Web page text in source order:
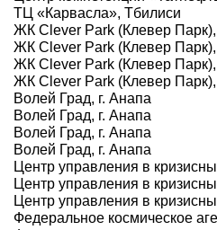
ТЦ «Карвасла», Тбилиси
ЖК Clever Park (Клевер Парк),
ЖК Clever Park (Клевер Парк),
ЖК Clever Park (Клевер Парк),
ЖК Clever Park (Клевер Парк),
Волей Град, г. Анапа
Волей Град, г. Анапа
Волей Град, г. Анапа
Волей Град, г. Анапа
Центр управления в
Центр управления в
Центр управления в
Федеральное космическое